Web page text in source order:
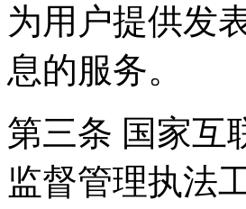
为用户提供发
息的服务。
第三条 国家互
监督管理执法